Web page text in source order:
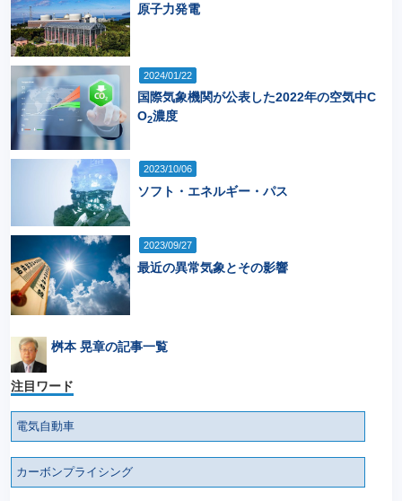
原子力発電
2024/01/22
国際気象機関が公表した2022年の空気中C
O2濃度
2023/10/06
ソフト・エネルギー・パス
2023/09/27
最近の異常気象とその影響
桝本 晃章の記事一覧
注目ワード
電気自動車
カーボンプライシング